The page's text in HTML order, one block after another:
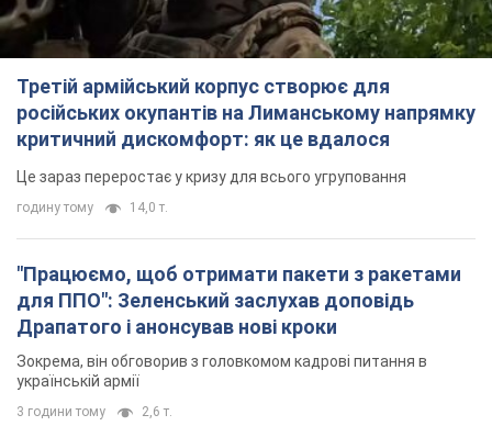
Третій армійський корпус створює для
російських окупантів на Лиманському напрямку
критичний дискомфорт: як це вдалося
Це зараз переростає у кризу для всього угруповання
годину тому 14,0 т.
"Працюємо, щоб отримати пакети з ракетами
для ППО": Зеленський заслухав доповідь
Драпатого і анонсував нові кроки
Зокрема, він обговорив з головкомом кадрові питання в
українській армії
3 години тому 2,6 т.